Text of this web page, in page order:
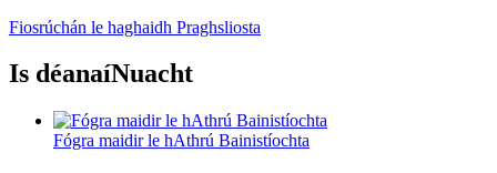
Fiosrúchán le haghaidh Praghsliosta
Is déanaíNuacht
Fógra maidir le hAthrú Bainistíochta